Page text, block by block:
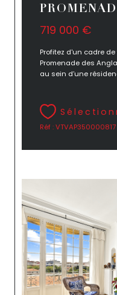
719 000 €
Profitez d'un cadre
Promenade des
au sein d’une
Réf : VTVAP350000817